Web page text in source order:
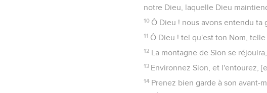
notre Dieu, laquelle Dieu
10 Ô Dieu ! nous avons entendu ta
11 Ô Dieu ! tel qu'est ton Nom,
12 La montagne de Sion se
13 Environnez Sion, et l'entourez,
14 Prenez bien garde à son avant-